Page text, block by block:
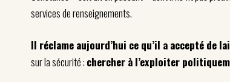
services de renseignements.
Il réclame aujourd’hui ce qu’il a accepté de
sur la sécurité : chercher à l’exploiter